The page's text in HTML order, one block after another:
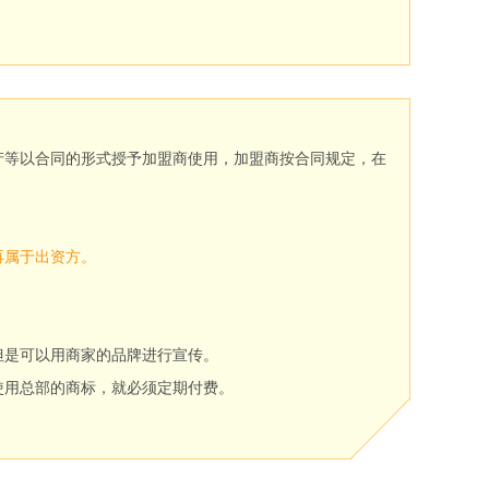
以合同的形式授予加盟商使用，加盟商按合同规定，在
于出资方。
可以用商家的品牌进行宣传。
总部的商标，就必须定期付费。